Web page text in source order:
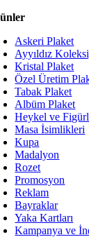
Askeri Plaket
Ayyıldız
Kristal Plaket
Özel Üretim
Tabak Plaket
Albüm Plaket
Heykel ve
Masa İsimlikleri
Kupa
Madalyon
Rozet
Promosyon
Reklam
Bayraklar
Yaka Kartları
Kampanya ve